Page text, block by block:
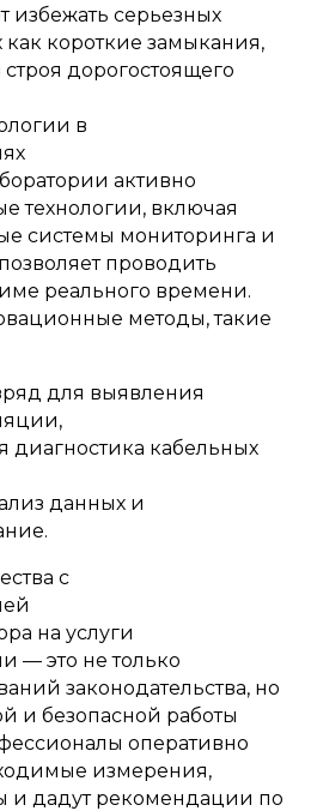
избежать серьезных
как короткие замыкания,
дорогостоящего
в
активно
технологии, включая
системы мониторинга и
проводить
реального времени.
методы, такие
для выявления
диагностика кабельных
данных и
с
на услуги
— это не только
законодательства, но
и безопасной работы
оперативно
измерения,
и дадут рекомендации по
обработку
и
так скоро,